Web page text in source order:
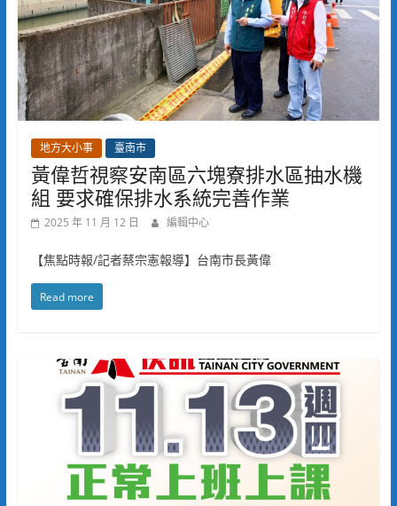
地方大小事 臺南市
黃偉哲視察安南區六塊寮排水區抽水機
組 要求確保排水系統完善作業
2025 年 11 月 12 日 編輯中心
【焦點時報/記者蔡宗憲報導】台南市長黃偉
Read more